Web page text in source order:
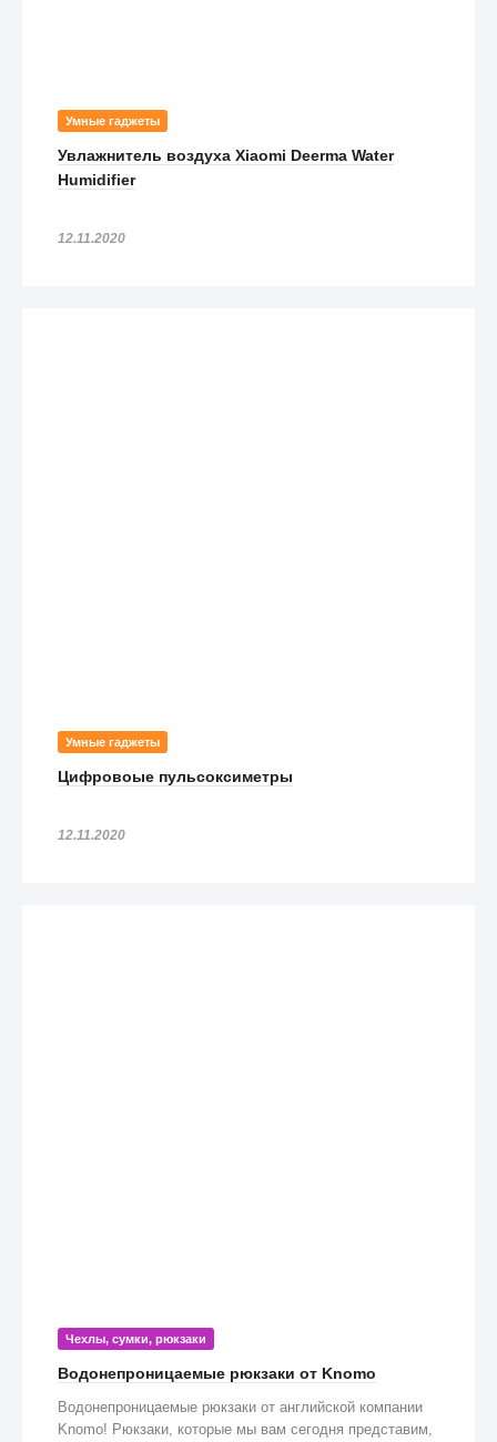
Умные гаджеты
Увлажнитель воздуха Xiaomi Deerma Water
Humidifier
12.11.2020
Умные гаджеты
Цифровоые пульсоксиметры
12.11.2020
Чехлы, сумки, рюкзаки
Водонепроницаемые рюкзаки от Knomo
Водонепроницаемые рюкзаки от английской компании
Knomo! Рюкзаки, которые мы вам сегодня представим,